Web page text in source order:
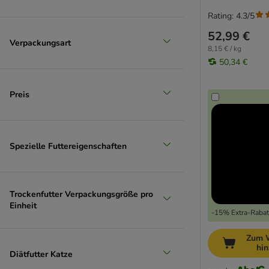
Adult
Bio Katzentrockenfutter
Katzentrockenfutter hoher Fleischanteil
Monoprotein Katzentrockenfutter
Katzentrockenfutter bei Arthrose
Verpackungsart
Preis
Spezielle Futtereigenschaften
Trockenfutter Verpackungsgröße pro
Einheit
Diätfutter Katze
52,99 €
8,15 € / kg
50,34 €
-15% Extra-
Rating: 4.3/5
Zum